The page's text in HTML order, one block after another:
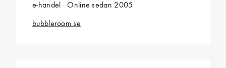
e-handel · Online sedan 2005
bubbleroom.se